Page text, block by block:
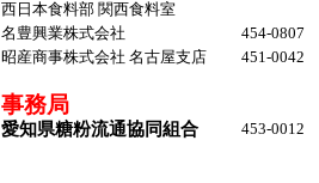
西日本食料部 関西食料室
名豊興業株式会社
454-0807
昭産商事株式会社 名古屋支店
451-0042
事務局
愛知県糖粉流通協同組合 453-0012